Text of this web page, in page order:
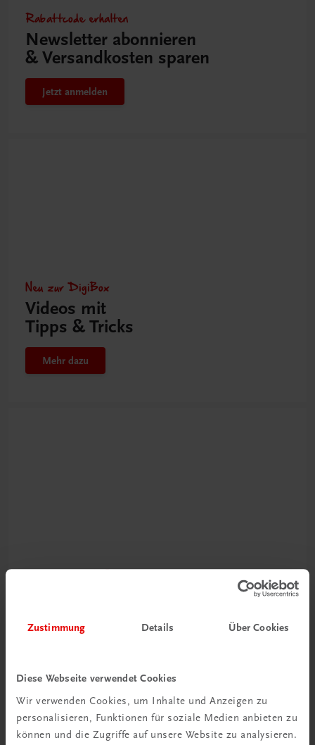
Zustimmung Details Über Cookies
Diese Webseite verwendet Cookies
Wir verwenden Cookies, um Inhalte und Anzeigen zu
personalisieren, Funktionen für soziale Medien anbieten zu
können und die Zugriffe auf unsere Website zu analysieren.
Rabattcode erhalten
Newsletter abonnieren
& Versandkosten sparen
Jetzt anmelden
Neu zur DigiBox
Videos mit
Tipps & Tricks
Mehr dazu
Schon entdeckt?
Mehr dazu